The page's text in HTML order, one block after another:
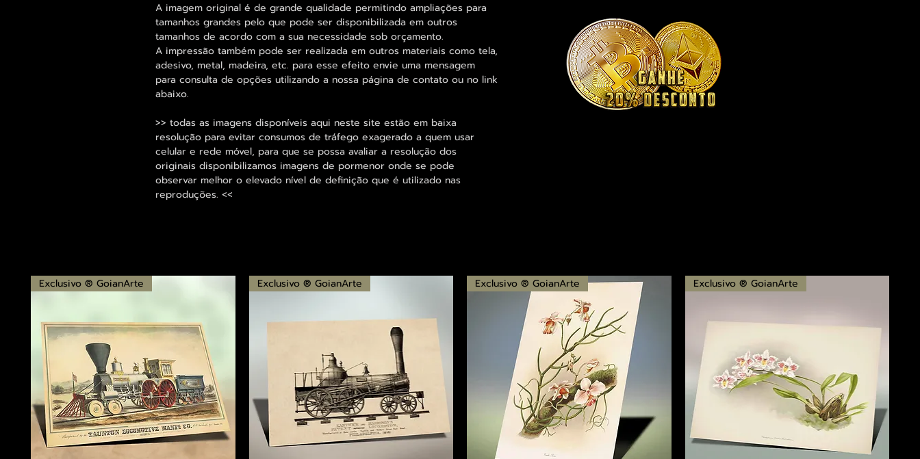
A imagem original é de grande qualidade permitindo ampliações para
tamanhos grandes pelo que pode ser disponibilizada em outros
tamanhos de acordo com a sua necessidade sob orçamento.
A impressão também pode ser realizada em outros materiais como tela,
adesivo, metal, madeira, etc. para esse efeito envie uma mensagem
para consulta de opções utilizando a nossa página de contato ou no link
abaixo.
>> todas as imagens disponíveis aqui neste site estão em baixa
resolução para evitar consumos de tráfego exagerado a quem usar
celular e rede móvel, para que se possa avaliar a resolução dos
originais disponibilizamos imagens de pormenor onde se pode
observar melhor o elevado nível de definição que é utilizado nas
reproduções. <<
Exclusivo ® GoianArte Exclusivo ® GoianArte Exclusivo ® GoianArte Exclusivo ® GoianArte